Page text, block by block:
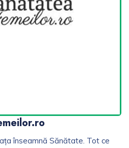
înseamnă Sănătate. Tot ce